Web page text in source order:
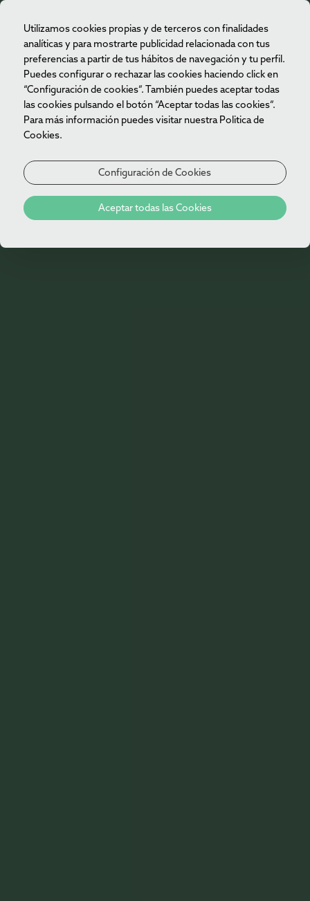
Utilizamos cookies propias y de terceros con finalidades
analíticas y para mostrarte publicidad relacionada con tus
preferencias a partir de tus hábitos de navegación y tu perfil.
Puedes configurar o rechazar las cookies haciendo click en
“Configuración de cookies”. También puedes aceptar todas
las cookies pulsando el botón “Aceptar todas las cookies”.
Para más información puedes visitar nuestra Politica de
Cookies.
Configuración de Cookies
Aceptar todas las Cookies